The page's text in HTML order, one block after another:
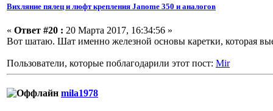
Вихляние пялец и люфт крепления Janome 350 и аналогов
« Ответ #20 : 20 Марта 2017, 16:34:56 »
Вот шатаю. Шат именно железной основы каретки, которая
Пользователи, которые поблагодарили этот пост: Mir
mila1978